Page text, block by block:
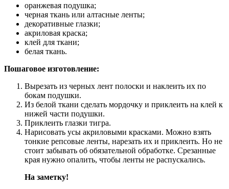
оранжевая подушка;
черная ткань или алтасные ленты;
декоративные глазки;
акриловая краска;
клей для ткани;
белая ткань.
Пошаговое изготовление:
Вырезать из черных лент полоски и наклеить их по
бокам подушки.
Из белой ткани сделать мордочку и приклеить на клей к
нижей части подушки.
Приклеить глазки тигра.
Нарисовать усы акриловыми красками. Можно взять
тонкие репсовые ленты, нарезать их и приклеить. Но не
стоит забывать об обязательной обработке. Срезанные
края нужно опалить, чтобы ленты не распускались.
На заметку!